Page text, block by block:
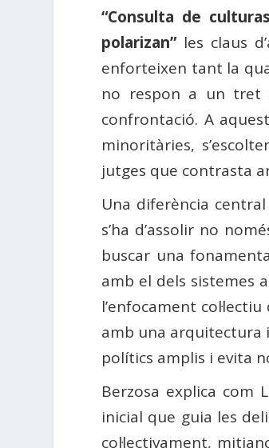
“Consulta de
polarizan”les claus
enforteixen tant la
no respon a un tret
confrontació. A
minoritàries,
jutges que contrasta
Una diferència
s’ha d’assolir no
buscar una
amb el dels sistemes
l’enfocament
amb una arquitectura
polítics amplis i evita
Berzosa explica com
inicial que guia les
col·lectivament,